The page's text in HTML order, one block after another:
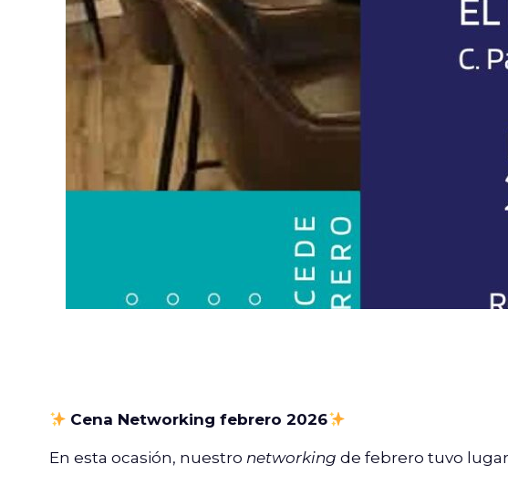
Cena Networking febrero 2026
En esta ocasión, nuestro networking de febrero tuvo